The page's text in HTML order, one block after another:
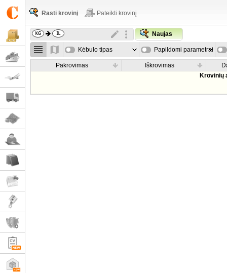
Rasti krovinį Pateikti krovinį
Naujas
Kėbulo tipas Papildomi parametrai
Pakrovimas Iškrovimas
Krovinių